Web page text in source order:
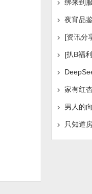
绑来到
家有红
男人的